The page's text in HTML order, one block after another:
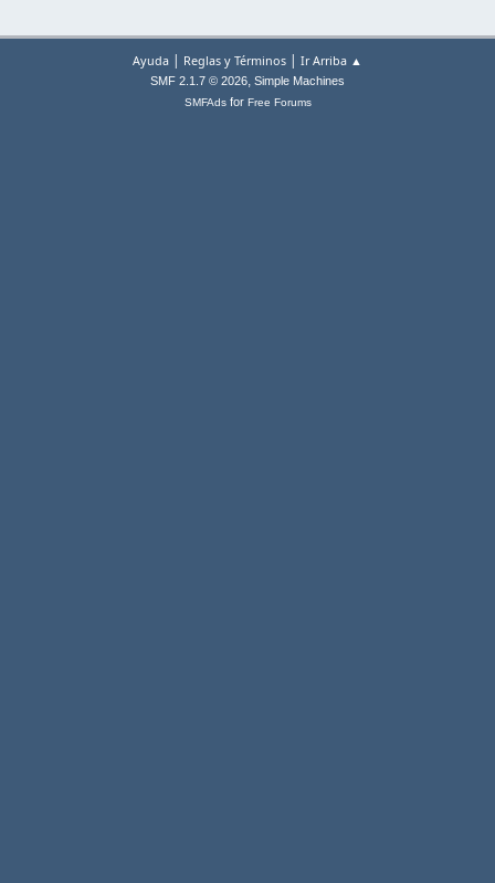
Ayuda | Reglas y Términos | Ir Arriba ▲
SMF 2.1.7 © 2026, Simple Machines
SMFAdsfor Free Forums